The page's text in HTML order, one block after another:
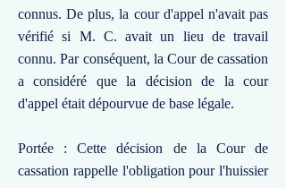
connus. De plus, la cour d'appel n'avait pas
vérifié si M. C. avait un lieu de travail
connu. Par conséquent, la Cour de cassation
a considéré que la décision de la cour
d'appel était dépourvue de base légale.
Portée : Cette décision de la Cour de
cassation rappelle l'obligation pour l'huissier